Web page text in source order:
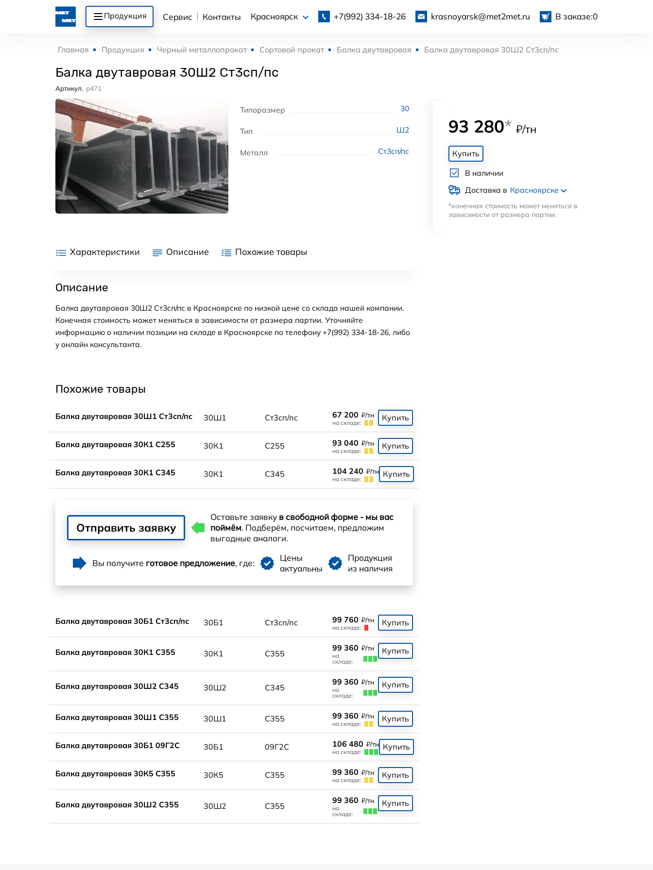
Продукция Сервис Контакты Красноярск +7(992) 334-18-26 krasnoyarsk@met2met.ru В заказе:0
Главная Продукция Черный металлопрокат Сортовой прокат Балка двутавровая Балка двутавровая 30Ш2 Ст3сп/пс
Балка двутавровая 30Ш2 Ст3сп/пс
Артикул. p471
Типоразмер 30
Тип Ш2
Металл Ст3сп/пс
93 280* ₽/тн
Купить
В наличии
Доставка в Красноярске
*конечная стоимость может меняться в
зависимости от размера партии.
Характеристики Описание Похожие товары
Описание
Балка двутавровая 30Ш2 Ст3сп/пс в Красноярске по низкой цене со склада нашей компании.
Конечная стоимость может меняться в зависимости от размера партии. Уточняйте
информацию о наличии позиции на складе в Красноярске по телефону +7(992) 334-18-26, либо
у онлайн консультанта.
Похожие товары
Балка двутавровая 30Ш1 Ст3сп/пс 30Ш1 Ст3сп/пс 67 200 ₽/тн
на складе:
Купить
Балка двутавровая 30К1 С255 30К1 С255 93 040 ₽/тн
на складе:
Купить
Балка двутавровая 30К1 С345 30К1 С345 104 240 ₽/тн
на складе:
Купить
Отправить заявку
Оставьте заявку в свободной форме - мы вас
поймём. Подберём, посчитаем, предложим
выгодные аналоги.
Вы получите готовое предложение, где:
Цены
актуальны
Продукция
из наличия
Балка двутавровая 30Б1 Ст3сп/пс 30Б1 Ст3сп/пс 99 760 ₽/тн
на складе:
Купить
Балка двутавровая 30К1 С355 30К1 С355
99 360 ₽/тн
на
складе:
Купить
Балка двутавровая 30Ш2 С345 30Ш2 С345
99 360 ₽/тн
на
складе:
Купить
Балка двутавровая 30Ш1 С355 30Ш1 С355 99 360 ₽/тн
на складе:
Купить
Балка двутавровая 30Б1 09Г2С 30Б1 09Г2С 106 480 ₽/тн
на складе:
Купить
Балка двутавровая 30К5 С355 30К5 С355 99 360 ₽/тн
на складе:
Купить
Балка двутавровая 30Ш2 С355 30Ш2 С355
99 360 ₽/тн
на
складе:
Купить